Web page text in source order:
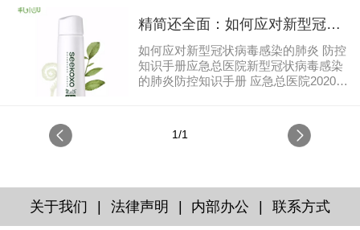
消毒一般家庭的空气消毒很简单，就四
个字：开窗通风。天气晴朗时，尽可能
打开门窗通风换气，每天通风2-3次，每
次不少于30分钟。北方天气寒冷，为了
居室内保暖可以每个房间轮流进行通风
的物品后必须洗手，洗手时间不少于20
秒。坚持七部洗手法，手的每一个部位
精简还全面：如何应对新型冠状
病毒感染的肺炎 防控手册 应急总
医院
如何应对新型冠状病毒感染的肺炎 防控
知识手册应急总医院新型冠状病毒感染
的肺炎防控知识手册 应急总医院2020年
3、入室办公如何做4、参加会议如何做
5、食堂进餐如何做6、下班路上如何做
做11、后勤人员如何做12、公务来访如
何做13、传阅文件如何做14、电话消毒
如何做15、空调消毒如何做16、废弃口
1/1
关于我们 | 法律声明 | 内部办公 | 联系方式